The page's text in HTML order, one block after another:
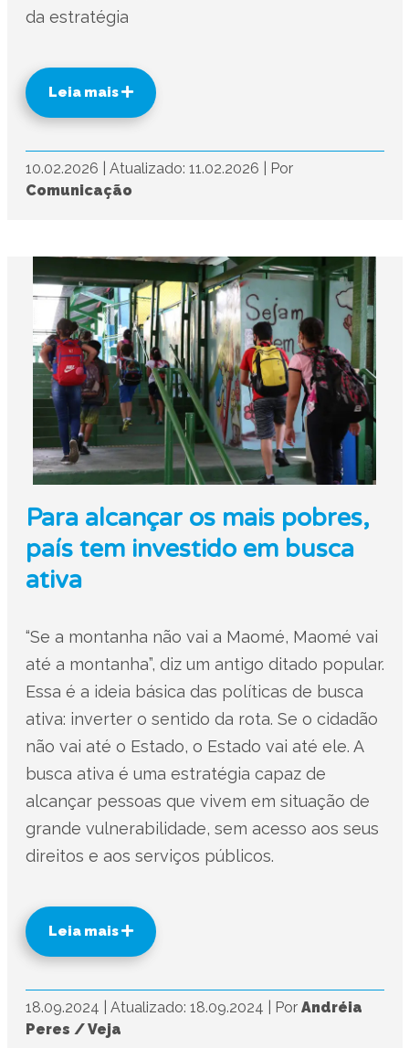
da estratégia
Leia mais
10.02.2026 Atualizado: 11.02.2026
Por
Comunicação
Para alcançar os mais pobres,
país tem investido em busca
ativa
“Se a montanha não vai a Maomé, Maomé vai
até a montanha”, diz um antigo ditado popular.
Essa é a ideia básica das políticas de busca
ativa: inverter o sentido da rota. Se o cidadão
não vai até o Estado, o Estado vai até ele. A
busca ativa é uma estratégia capaz de
alcançar pessoas que vivem em situação de
grande vulnerabilidade, sem acesso aos seus
direitos e aos serviços públicos.
Leia mais
18.09.2024 Atualizado: 18.09.2024 Por Andréia
Peres / Veja